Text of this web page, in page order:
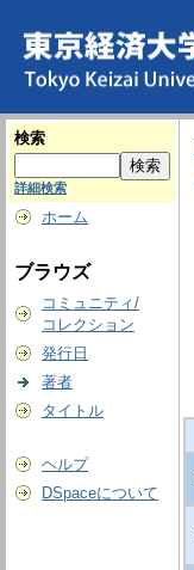
検索
詳細検索
ホーム
ブラウズ
コミュニティ/
コレクション
発行日
著者
タイトル
ヘルプ
DSpaceについて